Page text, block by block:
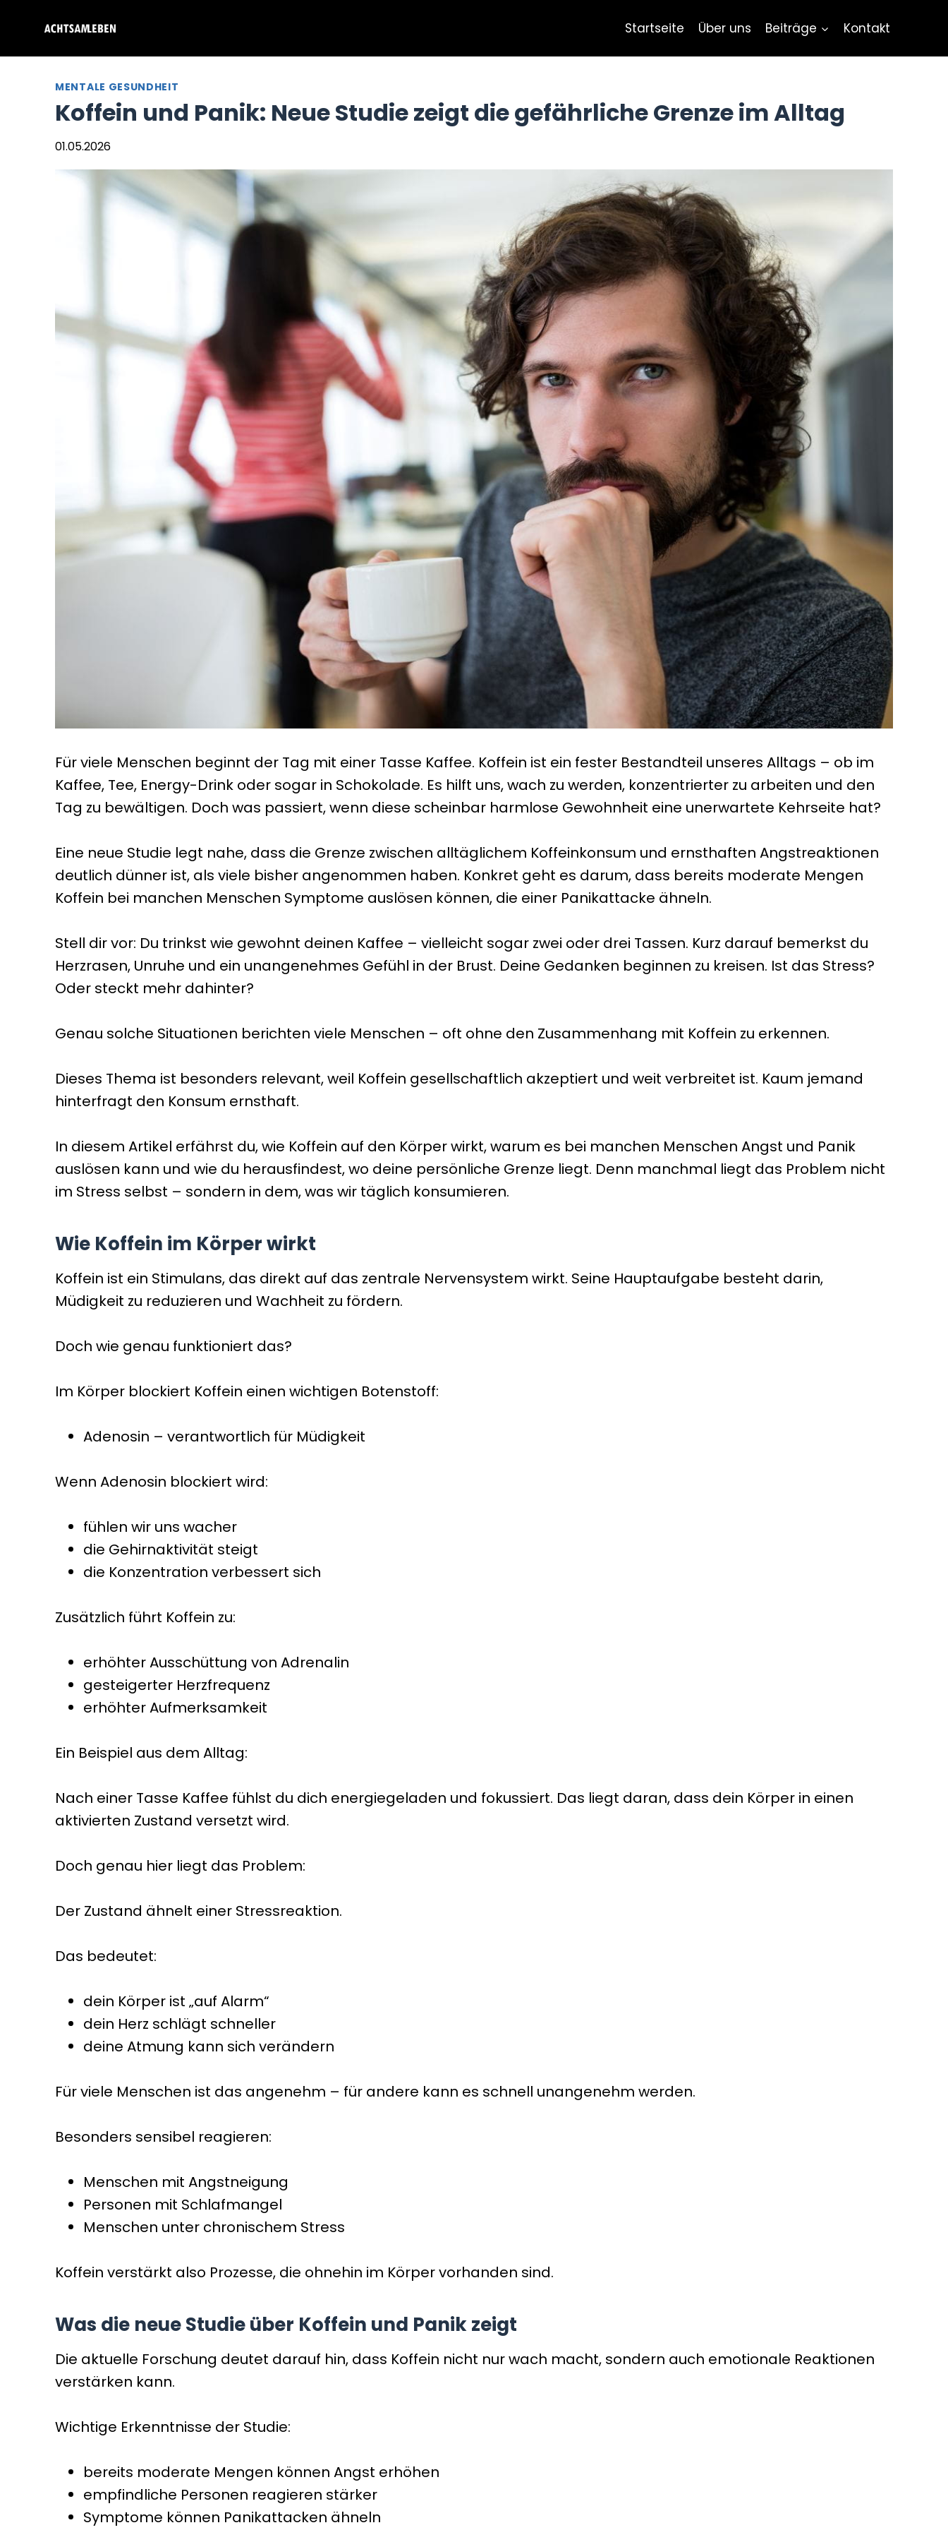
springen
Startseite Über uns Beiträge Kontakt
MENTALE GESUNDHEIT
Koffein und Panik: Neue Studie zeigt die gefährliche Grenze im Alltag
01.05.2026
Für viele Menschen beginnt der Tag mit einer Tasse Kaffee. Koffein ist ein fester Bestandteil unseres Alltags – ob im
Kaffee, Tee, Energy-Drink oder sogar in Schokolade. Es hilft uns, wach zu werden, konzentrierter zu arbeiten und den
Tag zu bewältigen. Doch was passiert, wenn diese scheinbar harmlose Gewohnheit eine unerwartete Kehrseite hat?
Eine neue Studie legt nahe, dass die Grenze zwischen alltäglichem Koffeinkonsum und ernsthaften Angstreaktionen
deutlich dünner ist, als viele bisher angenommen haben. Konkret geht es darum, dass bereits moderate Mengen
Koffein bei manchen Menschen Symptome auslösen können, die einer Panikattacke ähneln.
Stell dir vor: Du trinkst wie gewohnt deinen Kaffee – vielleicht sogar zwei oder drei Tassen. Kurz darauf bemerkst du
Herzrasen, Unruhe und ein unangenehmes Gefühl in der Brust. Deine Gedanken beginnen zu kreisen. Ist das Stress?
Oder steckt mehr dahinter?
Genau solche Situationen berichten viele Menschen – oft ohne den Zusammenhang mit Koffein zu erkennen.
Dieses Thema ist besonders relevant, weil Koffein gesellschaftlich akzeptiert und weit verbreitet ist. Kaum jemand
hinterfragt den Konsum ernsthaft.
In diesem Artikel erfährst du, wie Koffein auf den Körper wirkt, warum es bei manchen Menschen Angst und Panik
auslösen kann und wie du herausfindest, wo deine persönliche Grenze liegt. Denn manchmal liegt das Problem nicht
im Stress selbst – sondern in dem, was wir täglich konsumieren.
Wie Koffein im Körper wirkt
Koffein ist ein Stimulans, das direkt auf das zentrale Nervensystem wirkt. Seine Hauptaufgabe besteht darin,
Müdigkeit zu reduzieren und Wachheit zu fördern.
Doch wie genau funktioniert das?
Im Körper blockiert Koffein einen wichtigen Botenstoff:
Adenosin – verantwortlich für Müdigkeit
Wenn Adenosin blockiert wird:
fühlen wir uns wacher
die Gehirnaktivität steigt
die Konzentration verbessert sich
Zusätzlich führt Koffein zu:
erhöhter Ausschüttung von Adrenalin
gesteigerter Herzfrequenz
erhöhter Aufmerksamkeit
Ein Beispiel aus dem Alltag:
Nach einer Tasse Kaffee fühlst du dich energiegeladen und fokussiert. Das liegt daran, dass dein Körper in einen
aktivierten Zustand versetzt wird.
Doch genau hier liegt das Problem:
Der Zustand ähnelt einer Stressreaktion.
Das bedeutet:
dein Körper ist „auf Alarm“
dein Herz schlägt schneller
deine Atmung kann sich verändern
Für viele Menschen ist das angenehm – für andere kann es schnell unangenehm werden.
Besonders sensibel reagieren:
Menschen mit Angstneigung
Personen mit Schlafmangel
Menschen unter chronischem Stress
Koffein verstärkt also Prozesse, die ohnehin im Körper vorhanden sind.
Was die neue Studie über Koffein und Panik zeigt
Die aktuelle Forschung deutet darauf hin, dass Koffein nicht nur wach macht, sondern auch emotionale Reaktionen
verstärken kann.
Wichtige Erkenntnisse der Studie:
bereits moderate Mengen können Angst erhöhen
empfindliche Personen reagieren stärker
Symptome können Panikattacken ähneln